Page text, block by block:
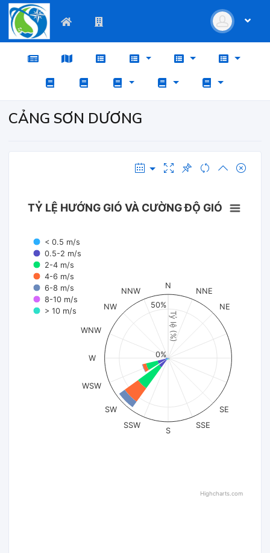
CẢNG SƠN DƯƠNG
Tỷ lệ (%)
TỶ LỆ HƯỚNG GIÓ VÀ CƯỜNG ĐỘ GIÓ
< 0.5 m/s
0.5-2 m/s
2-4 m/s
4-6 m/s
6-8 m/s
8-10 m/s
> 10 m/s
N
NNE
NE
SE
SSE
S
SSW
SW
WSW
W
WNW
NW
NNW
0%
50%
Highcharts.com